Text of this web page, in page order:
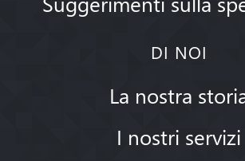
DI NOI
La nostra
I nostri servizi